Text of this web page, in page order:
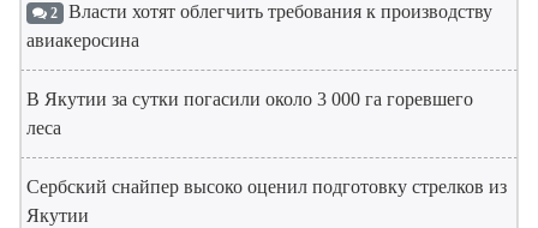
2 Власти хотят облегчить требования к производству
авиакеросина
В Якутии за сутки погасили около 3 000 га горевшего
леса
Сербский снайпер высоко оценил подготовку стрелков из
Якутии